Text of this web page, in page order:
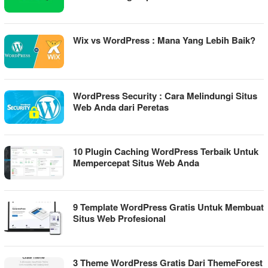
Wix vs WordPress : Mana Yang Lebih Baik?
WordPress Security : Cara Melindungi Situs
Web Anda dari Peretas
10 Plugin Caching WordPress Terbaik Untuk
Mempercepat Situs Web Anda
9 Template WordPress Gratis Untuk Membuat
Situs Web Profesional
3 Theme WordPress Gratis Dari ThemeForest